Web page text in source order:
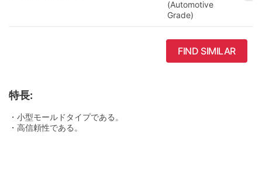
(Automotive
Grade)
FIND SIMILAR
特長:
・小型モールドタイプである。
・高信頼性である。